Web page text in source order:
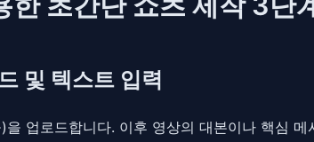
및 텍스트 입력
업로드합니다. 이후 영상의 대본이나 핵심